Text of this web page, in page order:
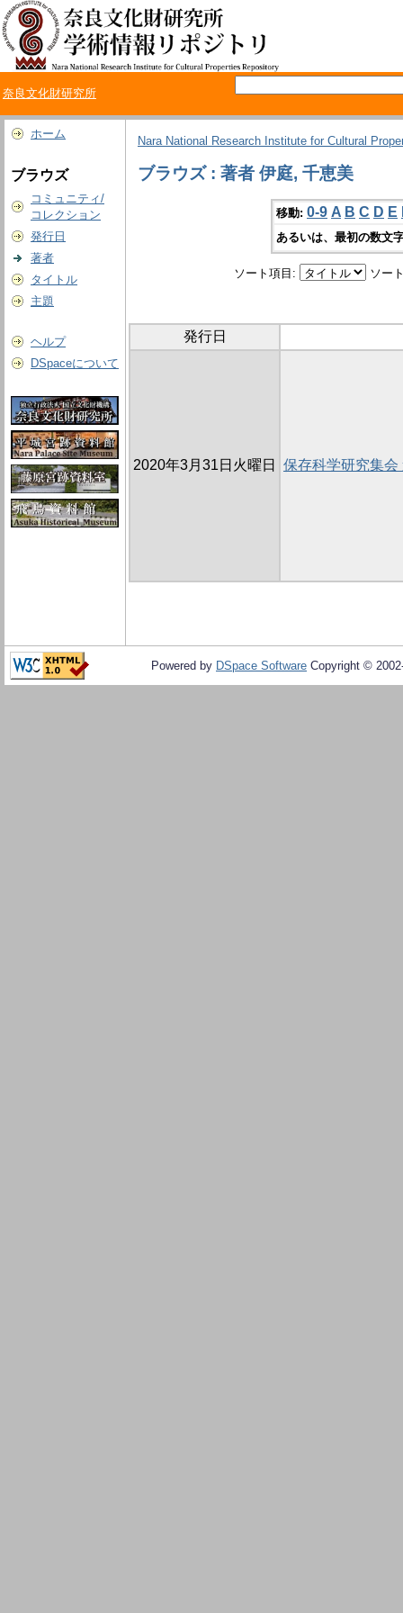
奈良文化財研究所
ホーム
ブラウズ
コミュニティ/
コレクション
発行日
著者
タイトル
主題
ヘルプ
DSpaceについて
Nara National Research Institute for Cultural
ブラウズ : 著者 伊庭, 千恵美
移動: 0-9 A B C D E
あるいは、最初の数文
ソート項目: ソー
発行日
2020年3月31日火曜日 保存科学研究集
Powered by DSpace Software Copyright ©